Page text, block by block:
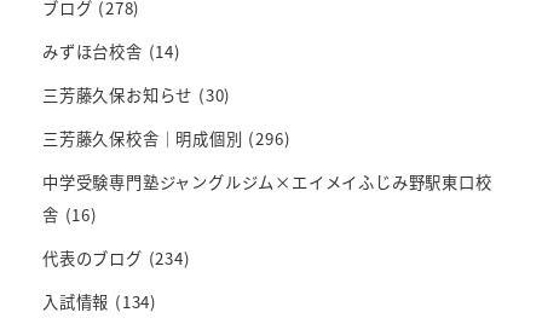
ブログ (278)
みずほ台校舎 (14)
三芳藤久保お知らせ (30)
三芳藤久保校舎｜明成個別 (296)
中学受験専門塾ジャングルジム×エイメイふじみ野駅東口校
舎 (16)
代表のブログ (234)
入試情報 (134)